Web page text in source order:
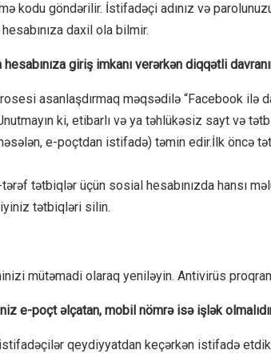
kodu göndərilir. İstifadəçi adınız və
daxil ola bilmir.
giriş imkanı verərkən diqqətli
asanlaşdırmaq məqsədilə “Facebook ilə
ki, etibarlı və ya təhlükəsiz sayt və
e-poçtdan istifadə) təmin edir.İlk öncə
tətbiqlər üçün sosial hesabınızda hansı
tətbiqləri silin.
mütəmadi olaraq yeniləyin. Antivirüs
e-poçt əlçatan, mobil nömrə isə işlək
qeydiyyatdan keçərkən istifadə